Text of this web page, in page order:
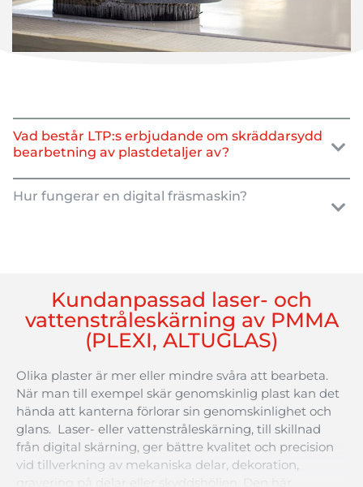
(Source Wikipédia)
Vad består LTP:s erbjudande om skräddarsydd
bearbetning av plastdetaljer av?
Hur fungerar en digital fräsmaskin?
Kundanpassad laser- och
vattenstråleskärning av PMMA
(PLEXI, ALTUGLAS)
Olika plaster är mer eller mindre svåra att bearbeta.
När man till exempel skär genomskinlig plast kan det
hända att kanterna förlorar sin genomskinlighet och
glans. Laser- eller vattenstråleskärning, till skillnad
från digital skärning, ger bättre kvalitet och precision
vid tillverkning av mekaniska delar, dekoration,